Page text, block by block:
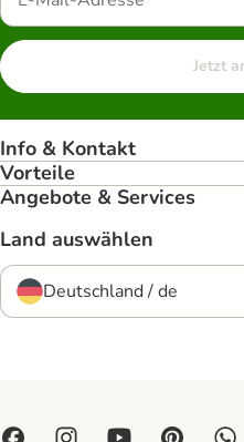
Jetzt
Info & Kontakt
Vorteile
Angebote & Services
Land auswählen
Deutschland / de